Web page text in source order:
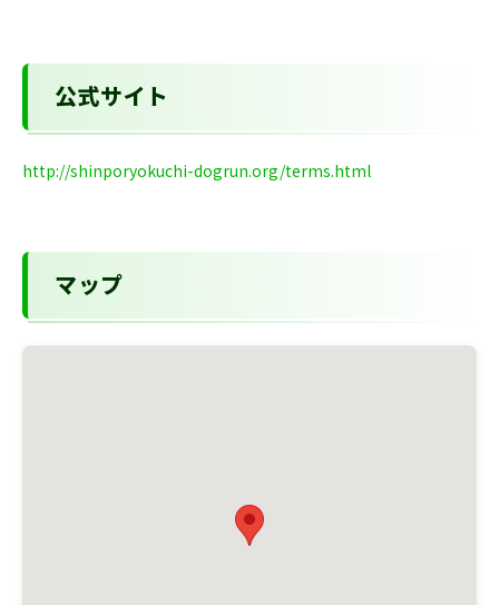
公式サイト
http://shinporyokuchi-dogrun.org/terms.html
マップ